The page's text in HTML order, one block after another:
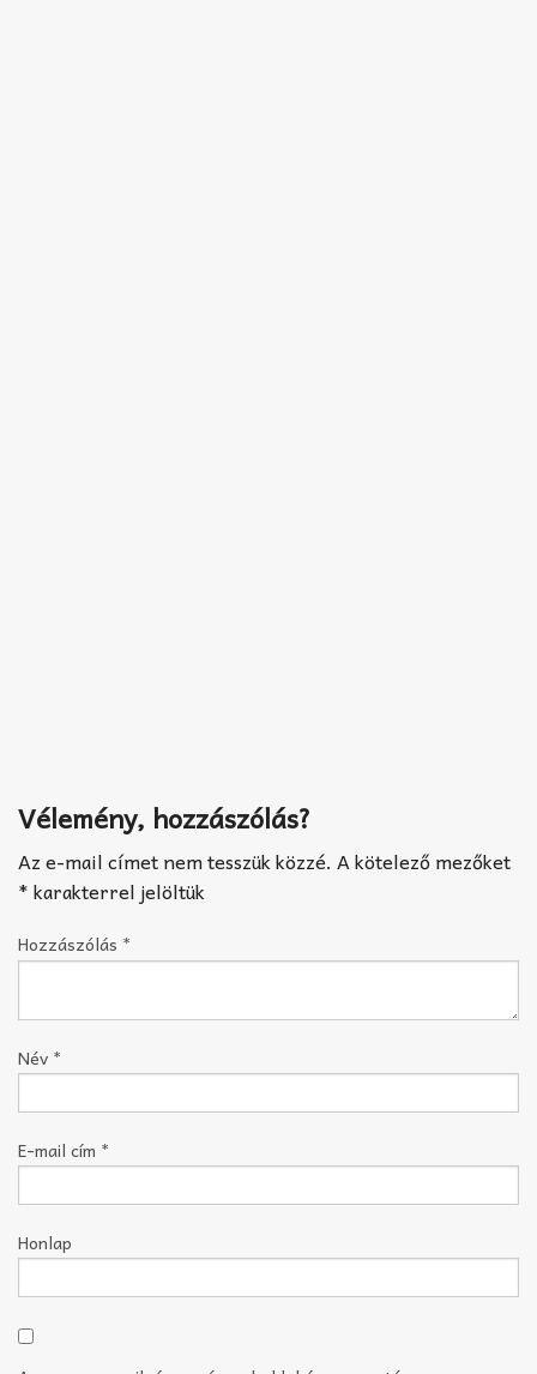
Vélemény, hozzászólás?
Az e-mail címet nem tesszük közzé. A kötelező mezőket
*karakterrel jelöltük
Hozzászólás *
Név *
E-mail cím *
Honlap